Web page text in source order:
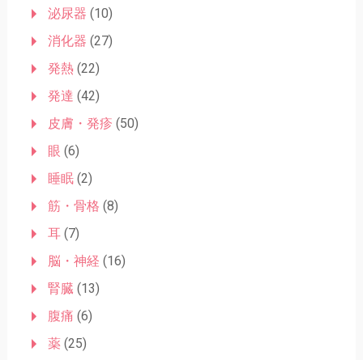
泌尿器 (10)
消化器 (27)
発熱(22)
発達 (42)
皮膚・発疹 (50)
眼 (6)
睡眠(2)
筋・骨格 (8)
耳(7)
脳・神経 (16)
腎臓 (13)
腹痛 (6)
薬(25)